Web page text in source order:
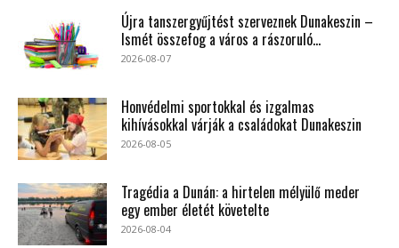
Újra tanszergyűjtést szerveznek Dunakeszin –
Ismét összefog a város a rászoruló...
2026-08-07
Honvédelmi sportokkal és izgalmas
kihívásokkal várják a családokat Dunakeszin
2026-08-05
Tragédia a Dunán: a hirtelen mélyülő meder
egy ember életét követelte
2026-08-04